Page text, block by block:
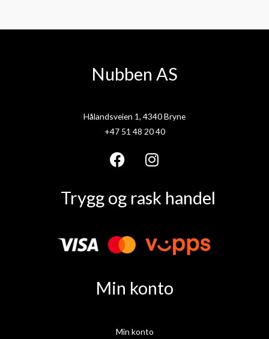
Nubben AS
Hålandsveien 1, 4340 Bryne
+47 51 48 20 40
F
c
b
o
I
n
s
g
m
Trygg og rask handel
Min konto
Min konto